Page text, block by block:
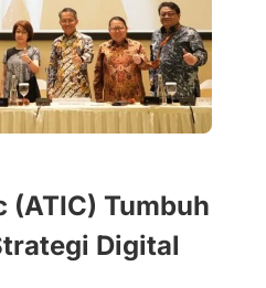
(ATIC) Tumbuh
Digital